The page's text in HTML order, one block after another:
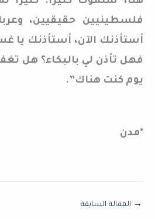
فلسطينيين حقيقيين،
أستأذنك الآن، أستأذنك يا
فهل تأذن لي بالبكاء؟ هل
يوم كنت هناك”.
*مدن
→ المقالة السابقة